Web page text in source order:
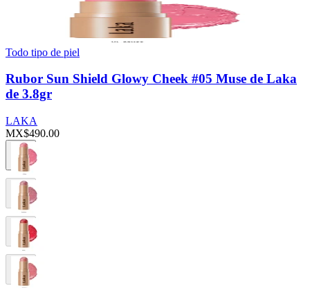
Todo tipo de piel
Rubor Sun Shield Glowy Cheek #05 Muse de Laka
de 3.8gr
LAKA
MX$490.00